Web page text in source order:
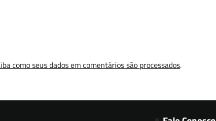
como seus dados em comentários são processados.